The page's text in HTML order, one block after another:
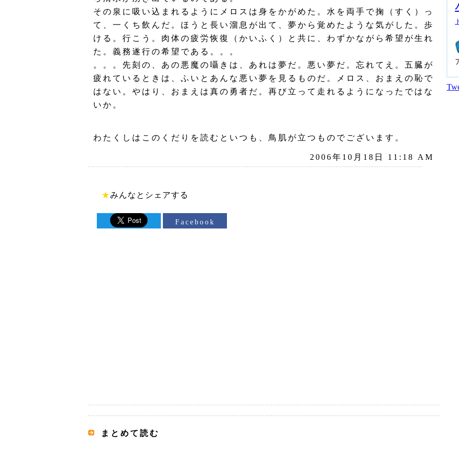
その泉に吸い込まれるようにメロスは身をかがめた。水を両手で掬（すく）っ
て、一くち飲んだ。ほうと長い溜息が出て、夢から覚めたような気がした。歩
ける。行こう。肉体の疲労恢復（かいふく）と共に、わずかながら希望が生れ
た。義務遂行の希望である。。。
。。。先刻の、あの悪魔の囁きは、あれは夢だ。悪い夢だ。忘れてえ。五臓が
疲れているときは、ふいとあんな悪い夢を見るものだ。メロス、おまえの恥で
はない。やはり、おまえは真の勇者だ。再び立って走れるようになったではな
いか。
わたくしはこのくだりを読むといつも、鳥肌が立つものでございます。
2006年10月18日 11:18 AM
★みんなとシェアする
Facebook
まとめて読む